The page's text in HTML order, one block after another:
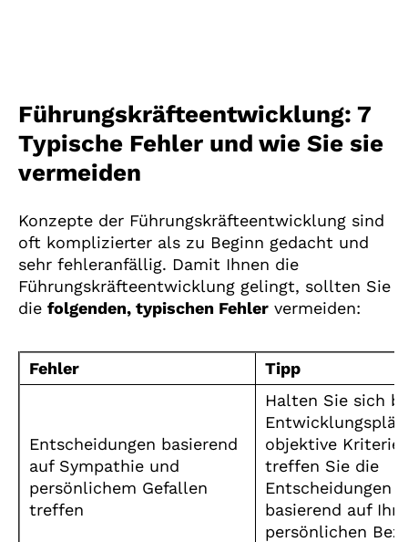
Führungskräfteentwicklung: 7
Typische Fehler und wie Sie sie
vermeiden
Konzepte der Führungskräfteentwicklung sind
oft komplizierter als zu Beginn gedacht und
sehr fehleranfällig. Damit Ihnen die
Führungskräfteentwicklung gelingt, sollten Sie
die folgenden, typischen Fehler vermeiden:
Fehler Tipp
Entscheidungen basierend
auf Sympathie und
persönlichem Gefallen
treffen
Halten Sie sich
objektive
treffen Sie die
Entscheidungen
basierend auf
persönlichen